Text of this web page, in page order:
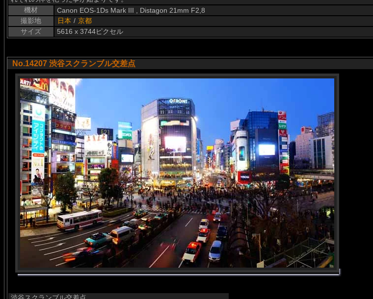
機材
Canon EOS-1Ds Mark III , Distagon 21mm F2,8
撮影地
日本 / 京都
サイズ
5616 x 3744ピクセル
No.14207 渋谷スクランブル交差点